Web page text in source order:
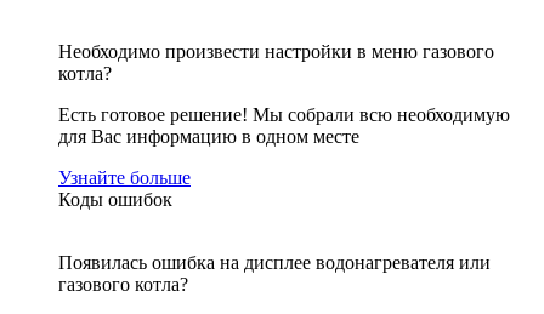
Необходимо произвести настройки в меню газового
котла?
Есть готовое решение! Мы собрали всю необходимую
для Вас информацию в одном месте
Узнайте больше
Коды ошибок
Появилась ошибка на дисплее водонагревателя или
газового котла?